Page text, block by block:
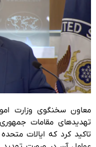
تهدیدهای مقامات
تاکید کرد که ایالات